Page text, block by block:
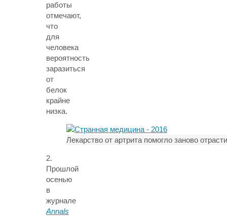
работы
отмечают,
что
для
человека
вероятность
заразиться
от
белок
крайне
низка.
Лекарство от артрита помогло заново
2.
Прошлой
осенью
в
журнале
Annals